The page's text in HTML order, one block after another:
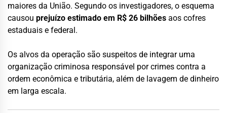
maiores da União. Segundo os investigadores, o esquema
causou prejuízo estimado em R$ 26 bilhões aos cofres
estaduais e federal.
Os alvos da operação são suspeitos de integrar uma
organização criminosa responsável por crimes contra a
ordem econômica e tributária, além de lavagem de dinheiro
em larga escala.